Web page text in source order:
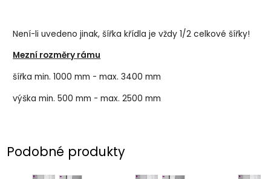
Není-li uvedeno jinak, šířka křídla je vždy 1/2 celkové šířky!
Mezní rozměry rámu
šířka min. 1000 mm - max. 3400 mm
výška min. 500 mm - max. 2500 mm
Podobné produkty